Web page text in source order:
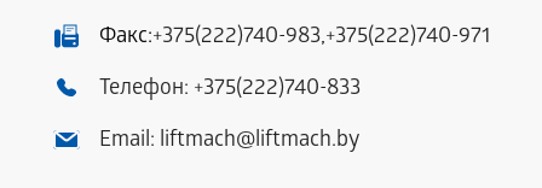
Факс:+375(222)740-983,+375(222)740-971
Телефон: +375(222)740-833
Email: liftmach@liftmach.by